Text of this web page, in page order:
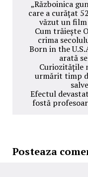
„Războinica
care a curățat
văzut un
Cum trăiește
crima
Born in the
arată
Curiozitățile
urmărit timp
Efectul
fostă
Posteaza